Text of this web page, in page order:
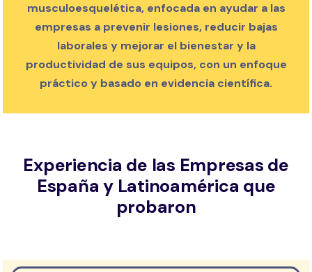
musculoesquelética, enfocada en ayudar a las
empresas a prevenir lesiones, reducir bajas
laborales y mejorar el bienestar y la
productividad de sus equipos, con un enfoque
práctico y basado en evidencia científica.
Experiencia de las Empresas de
España y Latinoamérica que
probaron